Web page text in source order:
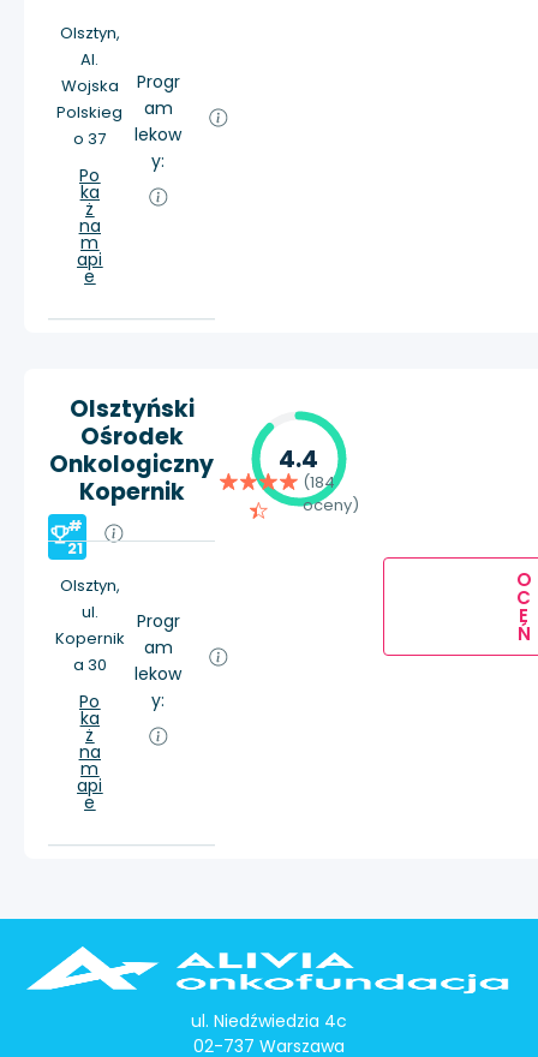
Olsztyn,
Al.
Wojska
Polskieg
o 37
Po
ka
ż
na
m
api
e
Progr
am
lekow
y:
Olsztyński
Ośrodek
Onkologiczny
Kopernik
#
21
Olsztyn,
ul.
Kopernik
a 30
Po
ka
ż
na
m
api
e
Progr
am
lekow
y:
4.4
(184
oceny)
O
C
E
Ń
ul. Niedźwiedzia 4c
02-737 Warszawa